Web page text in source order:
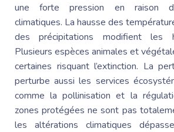
une forte pression en raison
climatiques. La hausse des
des précipitations modifient les
Plusieurs espèces animales et
certaines risquant l’extinction. La
perturbe aussi les services
comme la pollinisation et la
zones protégées ne sont pas
les altérations climatiques